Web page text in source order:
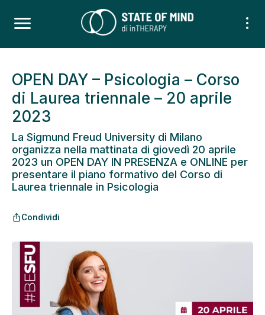
OPEN DAY – Psicologia – Corso
di Laurea triennale – 20 aprile
2023
La Sigmund Freud University di Milano
organizza nella mattinata di giovedì 20 aprile
2023 un OPEN DAY IN PRESENZA e ONLINE per
presentare il piano formativo del Corso di
Laurea triennale in Psicologia
ios_shareCondividi